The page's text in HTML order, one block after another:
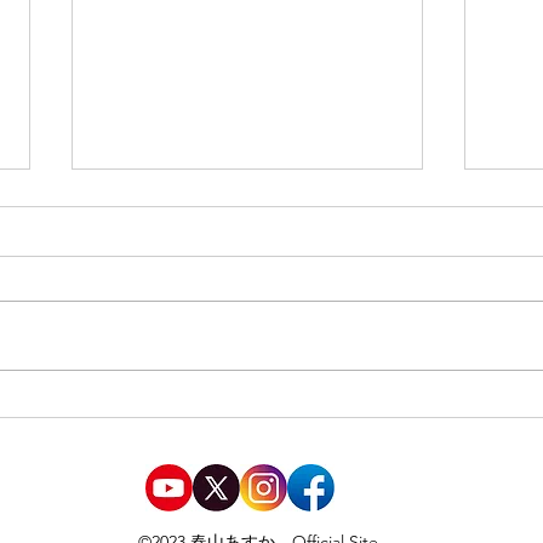
四ツ谷三丁目にて合同演説会